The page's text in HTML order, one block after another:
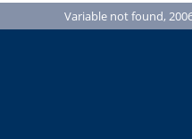
Variable not found,